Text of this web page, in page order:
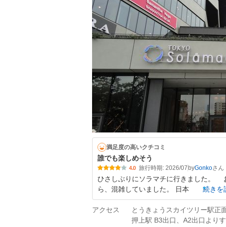
満足度の高いクチコミ
誰でも楽しめそう
4.0 旅行時期: 2026/07 byGonko
ひさしぶりにソラマチに行きました。
ら、混雑していました。 日本
続きを
アクセス
とうきょうスカイツリー駅正
押上駅 B3出口、A2出口より